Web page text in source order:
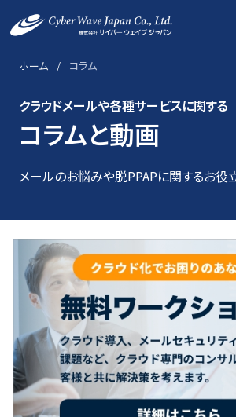
ホーム コラム
クラウドメールや各種サービスに関する
コラムと動画
メールのお悩みや脱PPAPに関するお役